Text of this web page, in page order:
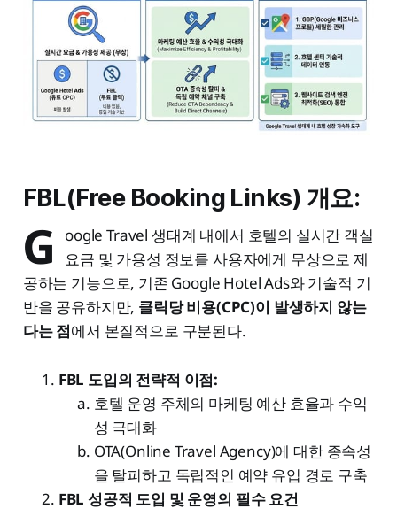
FBL(Free Booking Links) 개요:
G
oogle Travel 생태계 내에서 호텔의 실시간 객실
요금 및 가용성 정보를 사용자에게 무상으로 제
공하는 기능으로, 기존 Google Hotel Ads와 기술적 기
반을 공유하지만, 클릭당 비용(CPC)이 발생하지 않는
다는 점에서 본질적으로 구분된다.
FBL 도입의 전략적 이점:
호텔 운영 주체의 마케팅 예산 효율과 수익
성 극대화
OTA(Online Travel Agency)에 대한 종속성
을 탈피하고 독립적인 예약 유입 경로 구축
FBL 성공적 도입 및 운영의 필수 요건